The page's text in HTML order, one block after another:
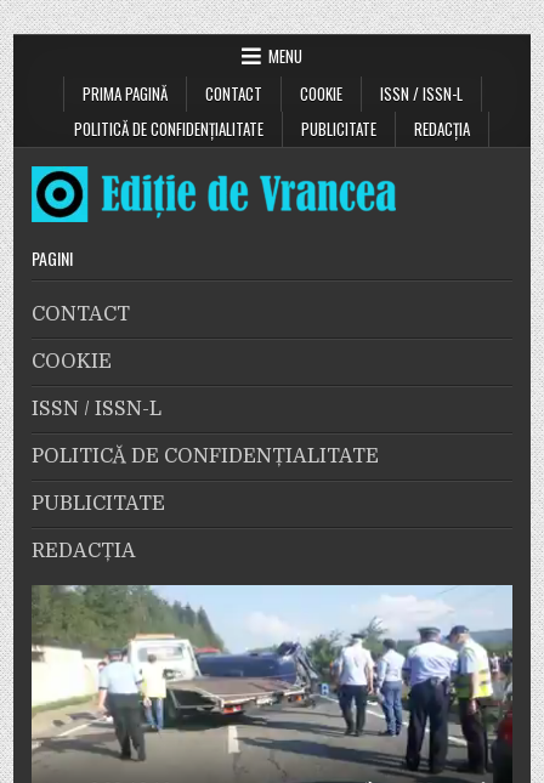
MENU
PRIMA PAGINĂ
CONTACT COOKIE
ISSN / ISSN-L
POLITICĂ DE CONFIDENȚIALITATE
PUBLICITATE REDACȚIA
PAGINI
CONTACT
COOKIE
ISSN / ISSN-L
POLITICĂ DE CONFIDENȚIALITATE
PUBLICITATE
REDACȚIA